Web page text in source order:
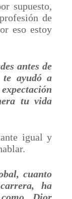
supuesto,
de
eso estoy
antes de
te ayudó a
tu vida
igual y
cuanto
ha